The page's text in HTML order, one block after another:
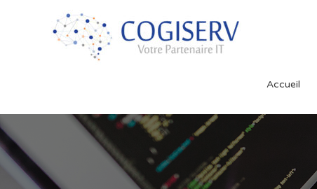
Accueil